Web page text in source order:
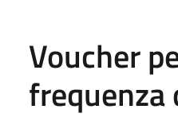
Voucher
frequenza